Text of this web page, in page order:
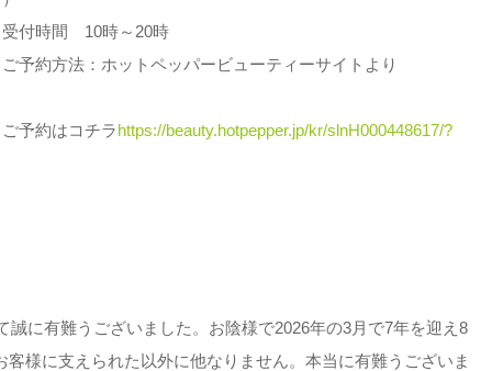
受付時間 10時～20時
予約方法：ホットペッパービューティーサイトより
予約はコチラhttps://beauty.hotpepper.jp/kr/slnH000448617/?
に有難うございました。お陰様で2026年の3月で7年を迎え8
様に支えられた以外に他なりません。本当に有難うございま
【Web予約】